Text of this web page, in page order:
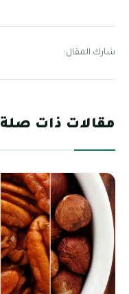
شارك المقال:
مقالات ذات صلة